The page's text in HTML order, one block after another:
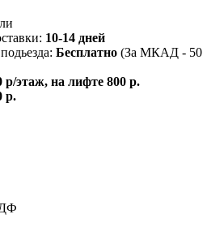
10-14 дней
Бесплатно (За МКАД - 50
р/этаж, на лифте 800 р.
р.